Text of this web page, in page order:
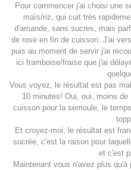
Pour commencer j'ai choisi une
maïs/riz, qui cuit très
d'amande, sans sucres, mais
de rose en fin de cuisson. J'ai
puis au moment de servir j'ai
ici framboise/fraise que j'ai
Vous voyez, le résultat est pas
10 minutes! Oui, oui, moins
cuisson pour la semoule, le
Et croyez-moi, le résultat est
sucrée, c'est la raison pour
et c'est
Maintenant vous n'avez plus